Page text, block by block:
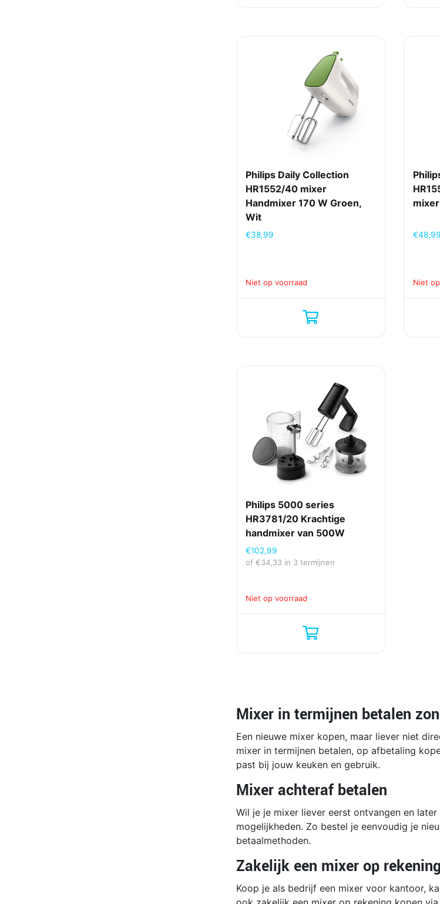
Philips Daily Collection
HR1552/40 mixer
Handmixer 170 W Groen,
Wit
€38,99
Niet op voorraad
€48,99
Niet
Philips 5000 series
HR3781/20 Krachtige
handmixer van 500W
€102,99
of €34,33 in 3 termijnen
Niet op voorraad
Mixer in termijnen betalen
Een nieuwe mixer kopen, maar liever niet
mixer in termijnen betalen, op afbetaling
past bij jouw keuken en gebruik.
Mixer achteraf betalen
Wil je je mixer liever eerst ontvangen en
mogelijkheden. Zo bestel je eenvoudig je
betaalmethoden.
Zakelijk een mixer op
Koop je als bedrijf een mixer voor kantoor,